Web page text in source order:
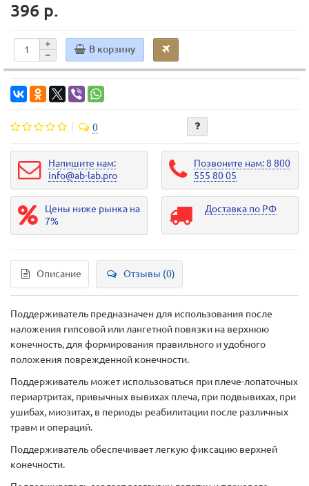
396 р.
В корзину
0
Напишите нам:
info@ab-lab.pro
Позвоните нам: 8 800
555 80 05
Цены ниже рынка на
7%
Доставка по РФ
Описание Отзывы (0)
Поддерживатель предназначен для использования после
наложения гипсовой или лангетной повязки на верхнюю
конечность, для формирования правильного и удобного
положения поврежденной конечности.
Поддерживатель может использоваться при плече-лопаточных
периартритах, привычных вывихах плеча, при подвывихах, при
ушибах, миозитах, в периоды реабилитации после различных
травм и операций.
Поддерживатель обеспечивает легкую фиксацию верхней
конечности.